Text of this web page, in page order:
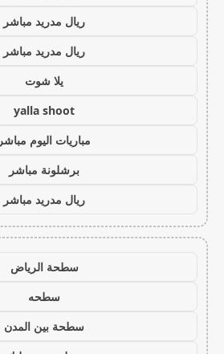
ريال مدريد مباشر
ريال مدريد مباشر
يلا شوت
yalla shoot
مباريات اليوم مباشر
برشلونة مباشر
ريال مدريد مباشر
سطحة الرياض
سطحه
سطحة بين المدن